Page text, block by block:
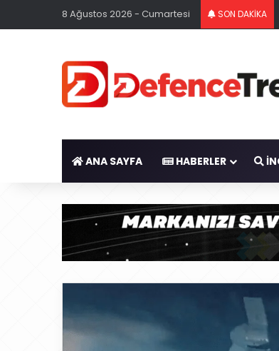
8 Ağustos 2026 - Cumartesi SON DAKİKA
ANA SAYFA HABERLER